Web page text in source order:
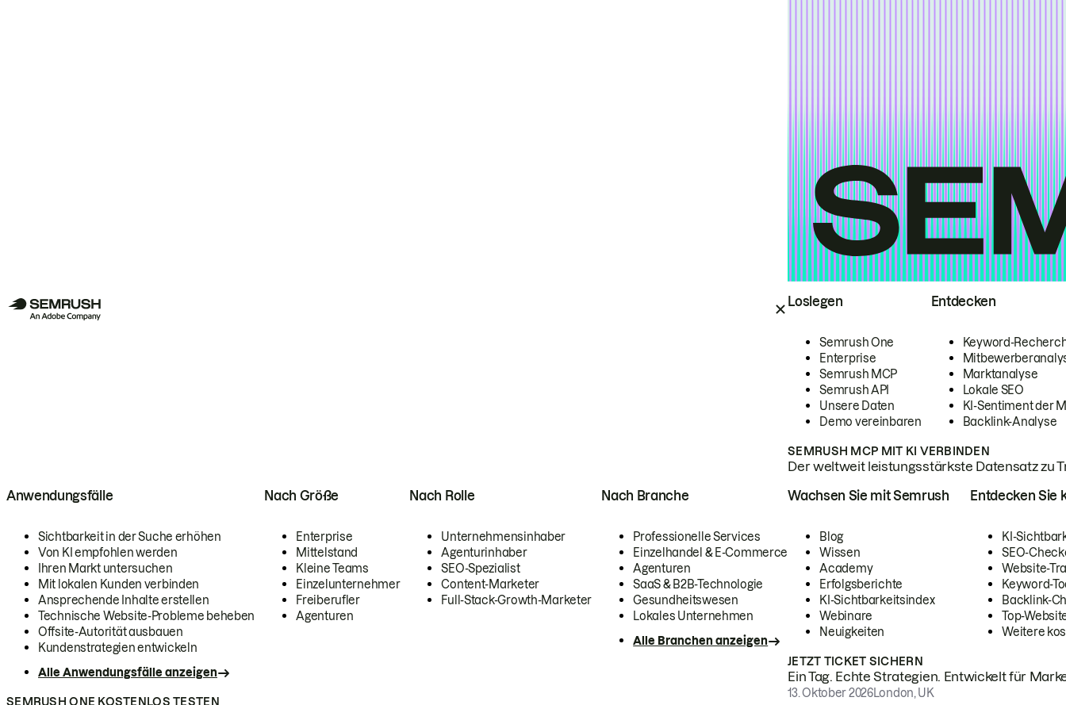
Loslegen
Semrush One
Enterprise
Semrush MCP
Semrush API
Unsere Daten
Demo vereinbaren
Entdecken
Keyword-
Marktanalyse
Lokale SEO
KI-Sentiment der
Backlink-Analyse
SEMRUSH MCP MIT KI VERBINDEN
Der weltweit leistungsstärkste Datensatz zu
Anwendungsfälle
Sichtbarkeit in der Suche erhöhen
Von KI empfohlen werden
Ihren Markt untersuchen
Mit lokalen Kunden verbinden
Ansprechende Inhalte erstellen
Technische Website-Probleme beheben
Offsite-Autorität ausbauen
Kundenstrategien entwickeln
Alle Anwendungsfälle anzeigen
Nach Größe
Enterprise
Mittelstand
Kleine Teams
Einzelunternehmer
Freiberufler
Agenturen
Nach Rolle
Unternehmensinhaber
Agenturinhaber
SEO-Spezialist
Content-Marketer
Full-Stack-Growth-Marketer
Nach Branche
Professionelle Services
Einzelhandel & E-Commerce
Agenturen
SaaS & B2B-Technologie
Gesundheitswesen
Lokales Unternehmen
Alle Branchen anzeigen
SEMRUSH ONE KOSTENLOS TESTEN
Wachsen Sie mit Semrush
Blog
Wissen
Academy
Erfolgsberichte
KI-Sichtbarkeitsindex
Webinare
Neuigkeiten
Entdecken Sie
KI-
SEO-
Website-
Keyword-
Backlink-
Top-
Weitere
JETZT TICKET SICHERN
Ein Tag. Echte Strategien. Entwickelt für
13. Oktober 2026London, UK